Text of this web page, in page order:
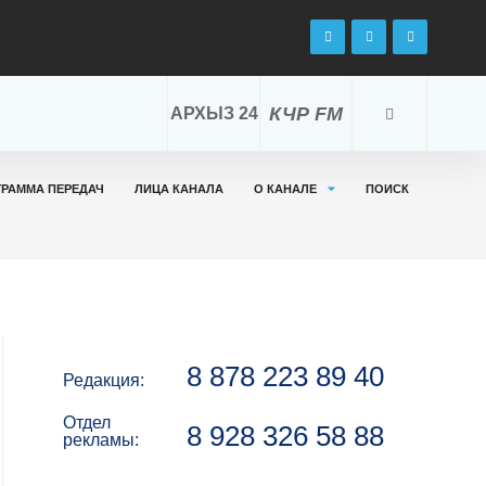
КЧР FM
АРХЫЗ 24
ПЕРЕДАЧ ЛИЦА КАНАЛА О КАНАЛЕ
ПОИСК
Редакция: 8 878 223 89 40
Отдел
рекламы:
8 928 326 58 88